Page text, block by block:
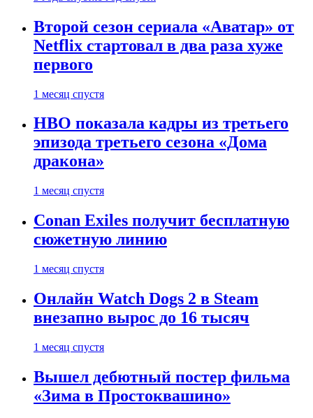
Второй сезон сериала «Аватар» от
Netflix стартовал в два раза хуже
первого
1 месяц спустя
HBO показала кадры из третьего
эпизода третьего сезона «Дома
дракона»
1 месяц спустя
Conan Exiles получит бесплатную
сюжетную линию
1 месяц спустя
Онлайн Watch Dogs 2 в Steam
внезапно вырос до 16 тысяч
1 месяц спустя
Вышел дебютный постер фильма
«Зима в Простоквашино»